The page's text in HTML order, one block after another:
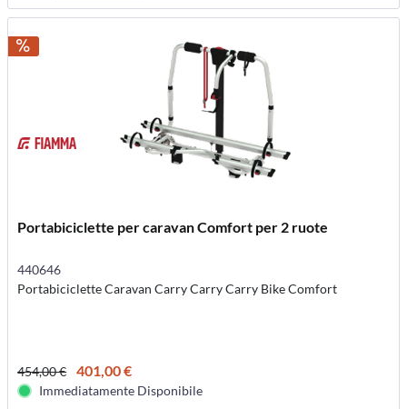
Portabiciclette per caravan Comfort per 2 ruote
440646
Portabiciclette Caravan Carry Carry Carry Bike Comfort
454,00 € 401,00 €
Immediatamente Disponibile